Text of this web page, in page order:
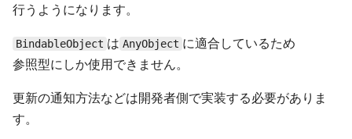
行うようになります。
BindableObject は AnyObject に適合しているため
参照型にしか使用できません。
更新の通知方法などは開発者側で実装する必要がありま
す。